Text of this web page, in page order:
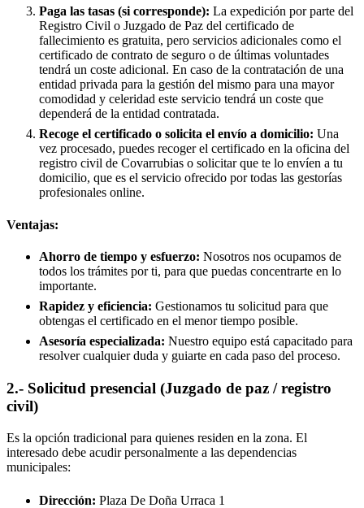
Paga las tasas (si corresponde): La expedición por parte del
Registro Civil o Juzgado de Paz del certificado de
fallecimiento es gratuita, pero servicios adicionales como el
certificado de contrato de seguro o de últimas voluntades
tendrá un coste adicional. En caso de la contratación de una
entidad privada para la gestión del mismo para una mayor
comodidad y celeridad este servicio tendrá un coste que
dependerá de la entidad contratada.
Recoge el certificado o solicita el envío a domicilio: Una
vez procesado, puedes recoger el certificado en la oficina del
registro civil de Covarrubias o solicitar que te lo envíen a tu
domicilio, que es el servicio ofrecido por todas las gestorías
profesionales online.
Ventajas:
Ahorro de tiempo y esfuerzo: Nosotros nos ocupamos de
todos los trámites por ti, para que puedas concentrarte en lo
importante.
Rapidez y eficiencia: Gestionamos tu solicitud para que
obtengas el certificado en el menor tiempo posible.
Asesoría especializada: Nuestro equipo está capacitado para
resolver cualquier duda y guiarte en cada paso del proceso.
2.- Solicitud presencial (Juzgado de paz / registro
civil)
Es la opción tradicional para quienes residen en la zona. El
interesado debe acudir personalmente a las dependencias
municipales:
Dirección: Plaza De Doña Urraca 1